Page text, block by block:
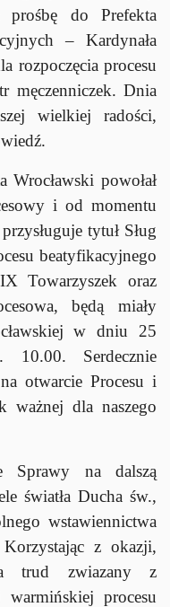
prośbę do Prefekta
– Kardynała
rozpoczęcia procesu
męczenniczek. Dnia
wielkiej radości,
powołał
i od momentu
tytuł Sług
beatyfikacyjnego
Towarzyszek oraz
będą miały
w dniu 25
Serdecznie
otwarcie Procesu i
dla naszego
Sprawy na dalszą
światła Ducha św.,
wstawiennictwa
Korzystając z okazji,
trud zwiazany z
procesu